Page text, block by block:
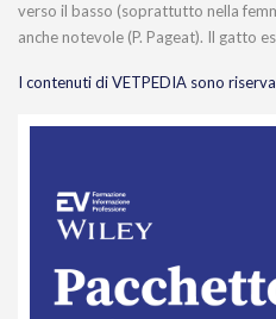
verso il basso (soprattutto nella
anche notevole (P. Pageat). Il gatto
I contenuti di VETPEDIA sono